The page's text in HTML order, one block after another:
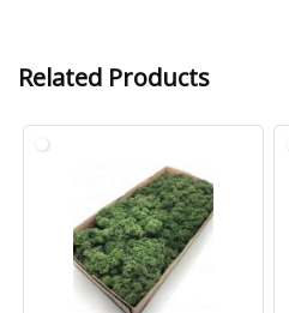
Related Products